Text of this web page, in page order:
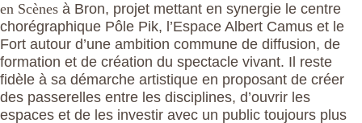
en Scènes à Bron, projet mettant en synergie le centre
chorégraphique Pôle Pik, l’Espace Albert Camus et le
Fort autour d’une ambition commune de diffusion, de
formation et de création du spectacle vivant. Il reste
fidèle à sa démarche artistique en proposant de créer
des passerelles entre les disciplines, d’ouvrir les
espaces et de les investir avec un public toujours plus